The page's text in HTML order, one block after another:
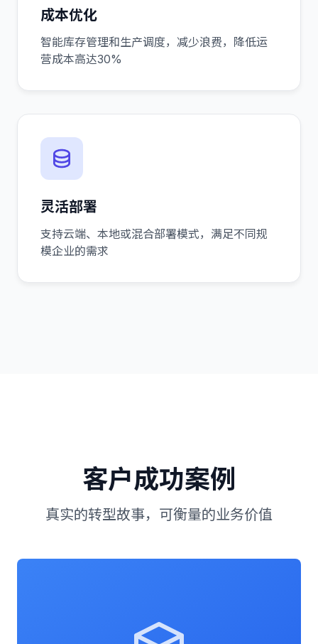
成本优化
智能库存管理和生产调度，减少浪费，降低运
营成本高达30%
灵活部署
支持云端、本地或混合部署模式，满足不同规
模企业的需求
客户成功案例
真实的转型故事，可衡量的业务价值